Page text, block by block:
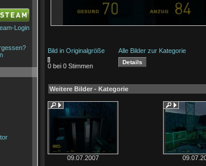
Login
Bild in Originalgröße Alle Bilder zur Kategorie
0 bei 0 Stimmen
Weitere Bilder - Kategorie
09.07.2007